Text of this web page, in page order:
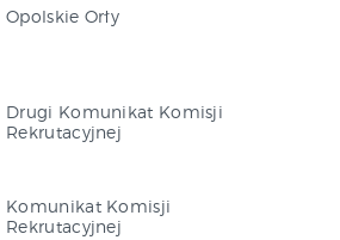
Opolskie Orły
Drugi Komunikat Komisji
Rekrutacyjnej
Komunikat Komisji
Rekrutacyjnej